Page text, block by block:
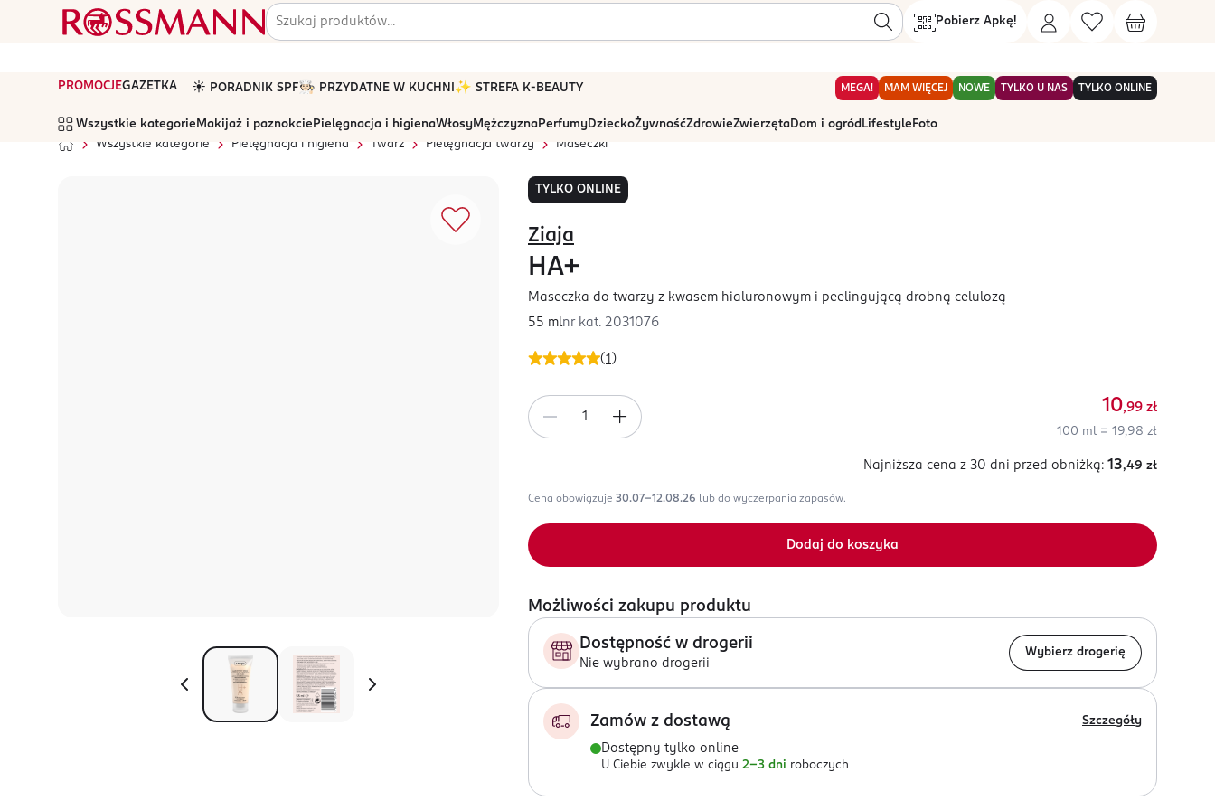
Pobierz Apkę!
PROMOCJEGAZETKA ☀️ PORADNIK SPF🧑🏻‍🍳 PRZYDATNE W KUCHNI ✨ STREFA K-BEAUTY MEGA! MAM WIĘCEJ NOWE TYLKO U NAS TYLKO ONLINE
Wszystkie kategorie Makijaż i paznokcie Pielęgnacja i higienaWłosyMężczyznaPerfumyDzieckoŻywnośćZdrowieZwierzętaDom i ogród Lifestyle Foto
Wszystkie kategorie
Pielęgnacja i higiena Twarz Pielęgnacja twarzy Maseczki
TYLKO ONLINE
(1 )
Ziaja
HA+
Maseczka do twarzy z kwasem hialuronowym i peelingującą drobną celulozą
55 mlnr kat. 2031076
10,99 zł
100 ml = 19,98 zł
Najniższa cena z 30 dni przed obniżką: 13,49 zł
Cena obowiązuje 30.07-12.08.26 lub do wyczerpania zapasów.
Dodaj do koszyka
Możliwości zakupu produktu
Dostępność w drogerii
Nie wybrano drogerii
Wybierz drogerię
Zamów z dostawą Szczegóły
Dostępny tylko online
U Ciebie zwykle w ciągu 2-3 dni roboczych